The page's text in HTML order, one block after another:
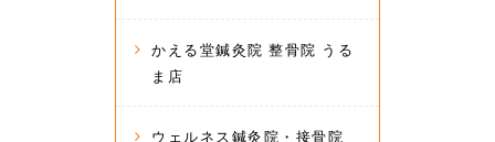
かえる堂鍼灸院 整骨院 うる
ま店
ウェルネス鍼灸院・接骨院